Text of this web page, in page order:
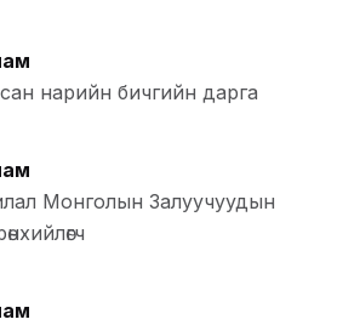
нарийн бичгийн дарга
Монголын Залуучуудын